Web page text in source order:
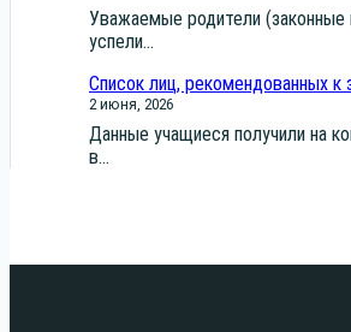
Ува­жа­е­мые роди­те­ли
успе­ли...
Список лиц, рекомендованных к
2 июня, 2026
Дан­ные уча­щи­е­ся полу­чи­ли на
в...